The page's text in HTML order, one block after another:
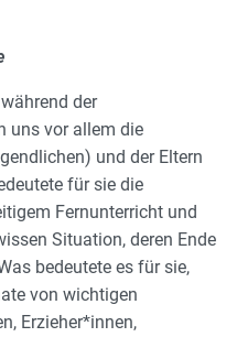
der
uns vor allem die
und der Eltern
für sie die
Fernunterricht und
Situation, deren Ende
bedeutete es für sie,
von wichtigen
Erzieher*innen,